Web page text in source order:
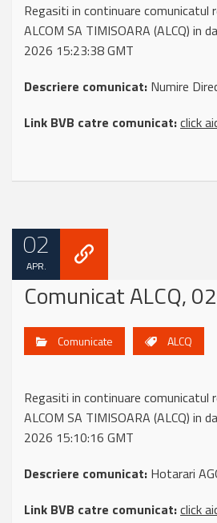
Regasiti in continuare comunicatul
ALCOM SA TIMISOARA (ALCQ) in
2026 15:23:38 GMT
Descriere comunicat: Numire
Link BVB catre comunicat:click
02
APR.
Comunicat ALCQ,
Comunicate ALCQ
Regasiti in continuare comunicatul
ALCOM SA TIMISOARA (ALCQ) in
2026 15:10:16 GMT
Descriere comunicat: Hotarari
Link BVB catre comunicat:click